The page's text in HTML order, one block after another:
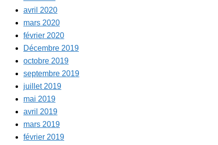
avril 2020
mars 2020
février 2020
Décembre 2019
octobre 2019
septembre 2019
juillet 2019
mai 2019
avril 2019
mars 2019
février 2019